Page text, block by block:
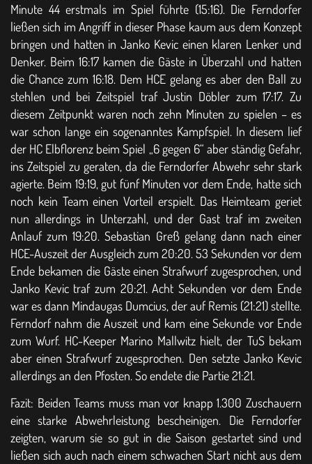
Minute 44 erstmals im Spiel führte (15:16). Die Ferndorfer
ließen sich im Angriff in dieser Phase kaum aus dem Konzept
bringen und hatten in Janko Kevic einen klaren Lenker und
Denker. Beim 16:17 kamen die Gäste in Überzahl und hatten
die Chance zum 16:18. Dem HCE gelang es aber den Ball zu
stehlen und bei Zeitspiel traf Justin Döbler zum 17:17. Zu
diesem Zeitpunkt waren noch zehn Minuten zu spielen – es
war schon lange ein sogenanntes Kampfspiel. In diesem lief
der HC Elbflorenz beim Spiel „6 gegen 6“ aber ständig Gefahr,
ins Zeitspiel zu geraten, da die Ferndorfer Abwehr sehr stark
agierte. Beim 19:19, gut fünf Minuten vor dem Ende, hatte sich
noch kein Team einen Vorteil erspielt. Das Heimteam geriet
nun allerdings in Unterzahl, und der Gast traf im zweiten
Anlauf zum 19:20. Sebastian Greß gelang dann nach einer
HCE-Auszeit der Ausgleich zum 20:20. 53 Sekunden vor dem
Ende bekamen die Gäste einen Strafwurf zugesprochen, und
Janko Kevic traf zum 20:21. Acht Sekunden vor dem Ende
war es dann Mindaugas Dumcius, der auf Remis (21:21) stellte.
Ferndorf nahm die Auszeit und kam eine Sekunde vor Ende
zum Wurf. HC-Keeper Marino Mallwitz hielt, der TuS bekam
aber einen Strafwurf zugesprochen. Den setzte Janko Kevic
allerdings an den Pfosten. So endete die Partie 21:21.
Fazit: Beiden Teams muss man vor knapp 1.300 Zuschauern
eine starke Abwehrleistung bescheinigen. Die Ferndorfer
zeigten, warum sie so gut in die Saison gestartet sind und
ließen sich auch nach einem schwachen Start nicht aus dem